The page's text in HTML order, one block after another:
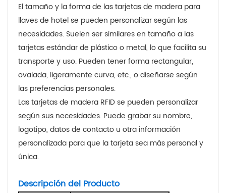
El tamaño y la forma de las tarjetas de madera para
llaves de hotel se pueden personalizar según las
necesidades. Suelen ser similares en tamaño a las
tarjetas estándar de plástico o metal, lo que facilita su
transporte y uso. Pueden tener forma rectangular,
ovalada, ligeramente curva, etc., o diseñarse según
las preferencias personales.
Las tarjetas de madera RFID se pueden personalizar
según sus necesidades. Puede grabar su nombre,
logotipo, datos de contacto u otra información
personalizada para que la tarjeta sea más personal y
única.
Descripción del Producto